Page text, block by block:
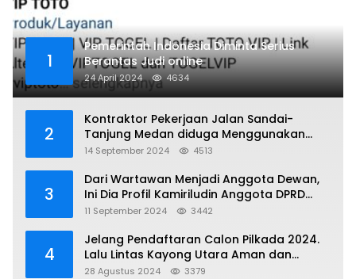
1
Pemerintah Indonesia Diminta Serius
Berantas Judi online
24 April 2024 4634
2
Kontraktor Pekerjaan Jalan Sandai-
Tanjung Medan diduga Menggunakan
Matrial Tanah tak Berizin Resmi
14 September 2024 4513
3
Dari Wartawan Menjadi Anggota Dewan,
Ini Dia Profil Kamiriludin Anggota DPRD
Dapil 1 KKU
11 September 2024 3442
4
Jelang Pendaftaran Calon Pilkada 2024.
Lalu Lintas Kayong Utara Aman dan
Kondusif
28 Agustus 2024 3379